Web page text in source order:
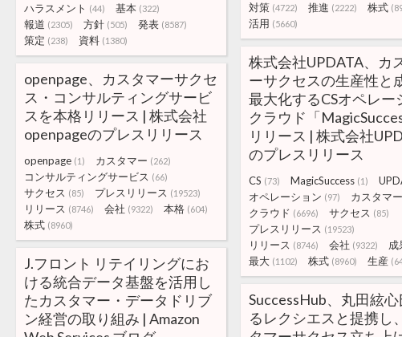
対策 (4722) 推進 (2222) 株式
活用 (5660)
ハラスメント (44) 基本 (322)
報道 (2305) 方針 (505) 発表 (8587)
策定 (238) 資料 (1380)
株式会社UPDATA、カ
ーサクセスの生産性と
最大化するCSオペレー
クラウド「
リリース | 株式会社
のプレスリリース
CS (73) MagicSuccess (1)
オペレーション (97) カスタマー
クラウド (6696) サクセス (85)
プレスリリース (19523)
リリース (8746) 会社 (9322) 成
最大 (1102) 株式 (8960) 生産
openpage、カスタマーサクセ
ス・コンサルティングサービ
スを本格リリース | 株式会社
openpageのプレスリリース
openpage (1) カスタマー (262)
コンサルティングサービス (66)
サクセス (85) プレスリリース (19523)
リリース (8746) 会社 (9322) 本格 (604)
株式 (8960)
J.フロント リテイリングにお
ける統合データ基盤を活用し
たカスタマー・データドリブ
ン経営の取り組み | Amazon
SuccessHub、丸田絃
るレクシエスと提携し